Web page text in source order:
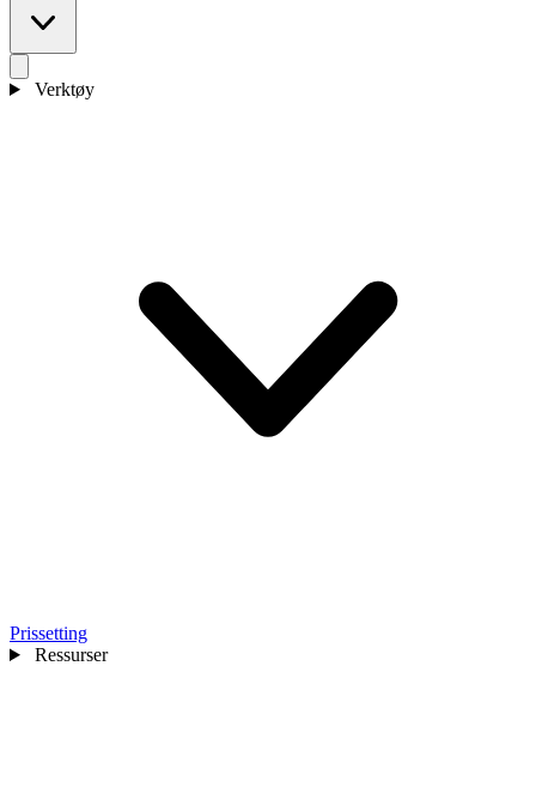
Verktøy
Prissetting
Ressurser